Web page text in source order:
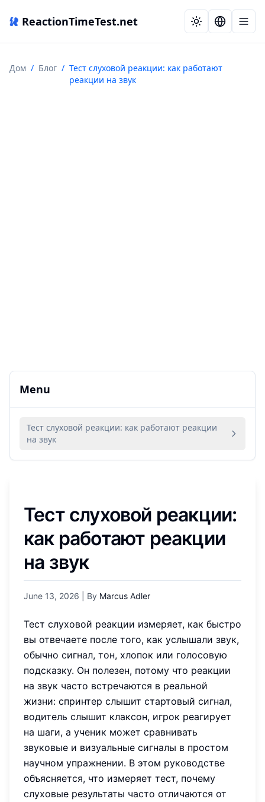
ReactionTimeTest.net
Дом / Блог / Тест слуховой реакции: как работают
реакции на звук
Menu
Тест слуховой реакции: как работают реакции
на звук
Тест слуховой реакции:
как работают реакции
на звук
June 13, 2026 | By Marcus Adler
Тест слуховой реакции измеряет, как быстро
вы отвечаете после того, как услышали звук,
обычно сигнал, тон, хлопок или голосовую
подсказку. Он полезен, потому что реакции
на звук часто встречаются в реальной
жизни: спринтер слышит стартовый сигнал,
водитель слышит клаксон, игрок реагирует
на шаги, а ученик может сравнивать
звуковые и визуальные сигналы в простом
научном упражнении. В этом руководстве
объясняется, что измеряет тест, почему
слуховые результаты часто отличаются от